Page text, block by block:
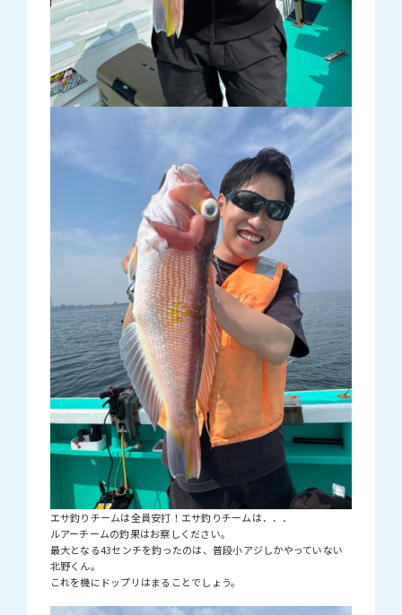
エサ釣りチームは全員安打！エサ釣りチームは．．．
ルアーチームの釣果はお察しください。
最大となる43センチを釣ったのは、普段小アジしかやっていない
北野くん。
これを機にドップリはまることでしょう。